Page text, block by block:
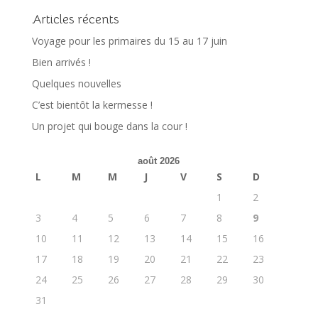
Articles récents
Voyage pour les primaires du 15 au 17 juin
Bien arrivés !
Quelques nouvelles
C’est bientôt la kermesse !
Un projet qui bouge dans la cour !
août 2026
L M M J V S
D
1
2
3
4 5 6 7 8
9
10
11 12 13 14 15
16
17
18 19 20 21 22
23
24
25 26 27 28 29
30
31